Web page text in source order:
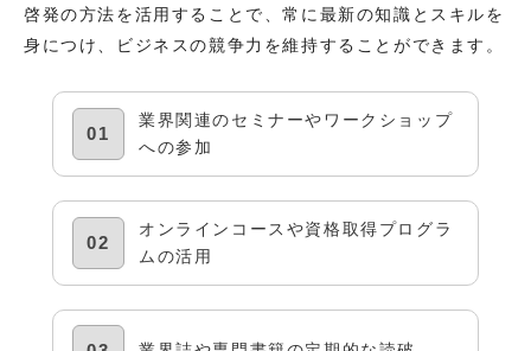
啓発の方法を活用することで、常に最新の知識とスキルを
身につけ、ビジネスの競争力を維持することができます。
01
業界関連のセミナーやワークショップ
への参加
02
オンラインコースや資格取得プログラ
ムの活用